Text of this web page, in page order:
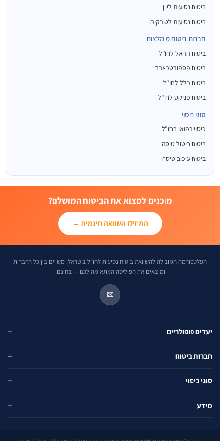
ביטוח נסיעות ליוון
ביטוח נסיעות לטורקיה
חברות ביטוח מומלצות
ביטוח הראל לחו"ל
ביטוח פספורטכארד
ביטוח כלל לחו"ל
ביטוח פניקס לחו"ל
סוגי כיסוי
כיסוי רפואי בחו"ל
ביטוח ביטול טיסה
ביטוח עיכוב טיסה
מוכנים למצוא את הביטוח המושלם?
התחילו השוואה חינמית ←
הפלטפורמה המובילה להשוואת ביטוח נסיעות לחו״ל בישראל. משווים בין כל החברות
ומוצאים את הפוליסה המתאימה לכם — בחינם.
✉
יעדים פופולריים
תאילנד
ספרד
חברות ביטוח
כלל
סוגי כיסוי
מידע
מנוע השוואה